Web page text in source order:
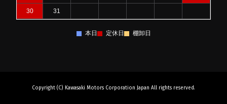
30 31
本日 定休日 棚卸日
Copyright (C) Kawasaki Motors Corporation Japan All rights reserved.